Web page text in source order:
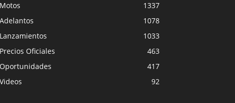
Motos
1337
Adelantos
1078
Lanzamientos
1033
Precios Oficiales
463
Oportunidades
417
Videos
92